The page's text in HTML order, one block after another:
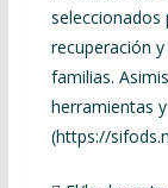
seleccionados
recuperación
familias.
herramientas
(https://